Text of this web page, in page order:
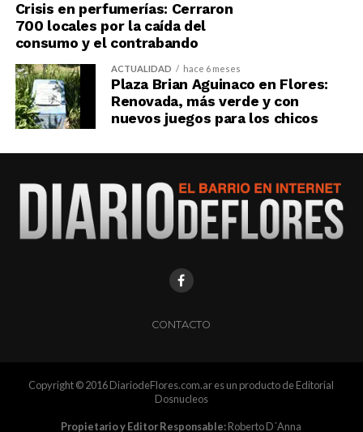
Crisis en perfumerías: Cerraron
700 locales por la caída del
consumo y el contrabando
ACTUALIDAD hace 6 meses
Plaza Brian Aguinaco en Flores:
Renovada, más verde y con
nuevos juegos para los chicos
CONTACTO
Copyright © 2016 DiariodeFlores.com.ar es un producto de Editorial
Dosnucleos
Propietario y Editor Responsable:Roberto D´Anna